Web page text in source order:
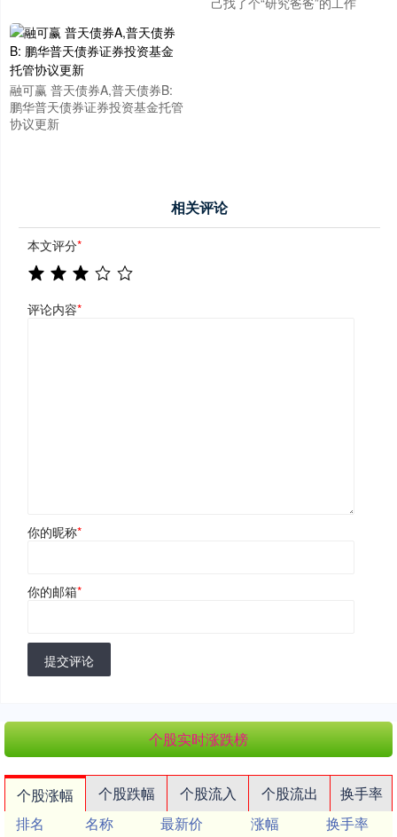
融可赢 普天债券A,普天债券B:
鹏华普天债券证券投资基金托管
协议更新
相关评论
本文评分*
评论内容*
你的昵称*
你的邮箱*
提交评论
个股实时涨跌榜
个股涨幅 个股跌幅 个股流入 个股流出
换手率
排名
名称 最新价 涨幅
换手率